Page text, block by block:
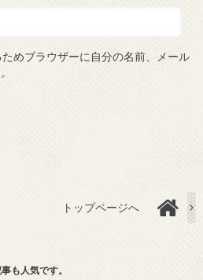
めブラウザーに自分の名前、メール
トップページへ
も人気です。